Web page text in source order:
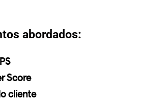
abordados:
Score
cliente